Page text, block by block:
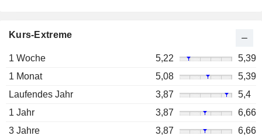
Kurs-Extreme
1 Woche 5,22
5,39
1 Monat
5,08
5,39
Laufendes Jahr
3,87
5,4
1 Jahr
3,87
6,66
3 Jahre
3,87
6,66